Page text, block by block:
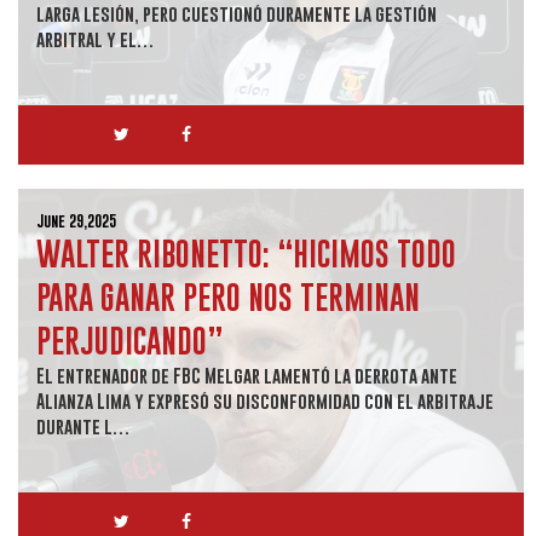
larga lesión, pero cuestionó duramente la gestión
arbitral y el…
June 29,2025
WALTER RIBONETTO: “HICIMOS TODO
PARA GANAR PERO NOS TERMINAN
PERJUDICANDO”
El entrenador de FBC Melgar lamentó la derrota ante
Alianza Lima y expresó su disconformidad con el arbitraje
durante l…